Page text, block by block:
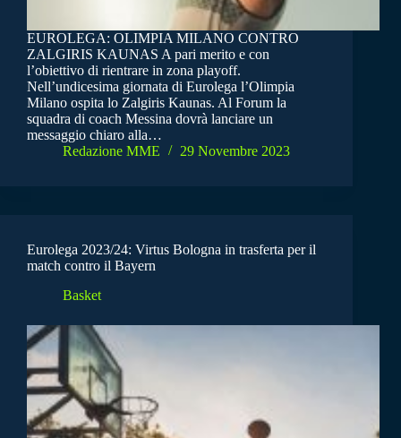
EUROLEGA: OLIMPIA MILANO CONTRO
ZALGIRIS KAUNAS A pari merito e con
l’obiettivo di rientrare in zona playoff.
Nell’undicesima giornata di Eurolega l’Olimpia
Milano ospita lo Zalgiris Kaunas. Al Forum la
squadra di coach Messina dovrà lanciare un
messaggio chiaro alla…
Redazione MME
29 Novembre 2023
Eurolega 2023/24: Virtus Bologna in trasferta per il
match contro il Bayern
Basket